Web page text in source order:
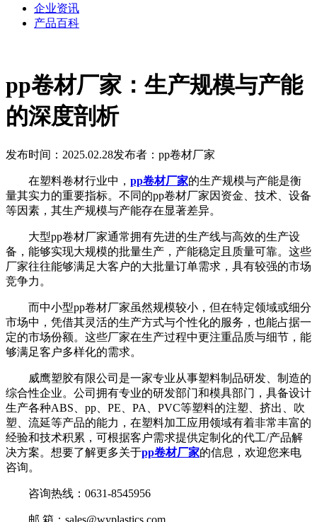
企业资讯
产品百科
pp卷材厂家：生产规模与产能
的深度剖析
发布时间：2025.02.28发布者：pp卷材厂家
在塑料卷材行业中， pp卷材厂家的生产规模与产能是衡
量其实力的重要指标。不同的pp卷材厂家因资金、技术、设备
等因素，其生产规模与产能存在显著差异。
大型pp卷材厂家通常拥有先进的生产线与高效的生产设
备，能够实现大规模的批量生产，产能稳定且质量可靠。这些
厂家往往能够满足大客户的大批量订单需求，具有较强的市场
竞争力。
而中小型pp卷材厂家虽然规模较小，但在特定领域或细分
市场中，凭借其灵活的生产方式与个性化的服务，也能占据一
定的市场份额。这些厂家在生产过程中更注重品质与细节，能
够满足客户多样化的需求。
威鹰塑胶有限公司是一家专业从事塑料制品研发、制造的
综合性企业。公司拥有专业的研发部门和模具部门，具备设计
生产各种ABS、pp、PE、PA、PVC等塑料的注塑、挤出、吹
塑、流延等产品的能力，在塑料加工应用领域有着非常丰富的
经验和技术积累，可根据客户需求提供定制化的代工/产品解
决方案。想要了解更多关于pp卷材厂家的信息，欢迎您来电
咨询。
咨询热线：0631-8545956
邮 箱：sales@wyplastics.com